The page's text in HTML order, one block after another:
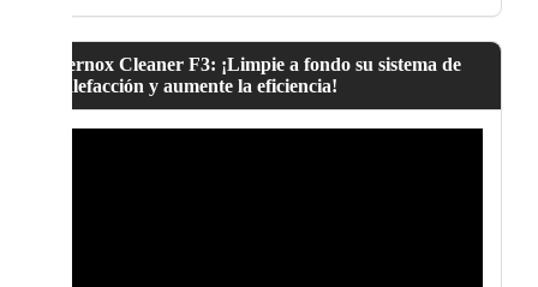
Fernox Cleaner F3: ¡Limpie a fondo su sistema de
calefacción y aumente la eficiencia!